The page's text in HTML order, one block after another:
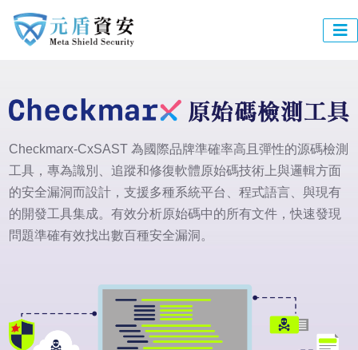
Checkmarx-CxSAST 為國際品牌準確率高且彈性的源碼檢測
工具，專為識別、追蹤和修復軟體原始碼技術上與邏輯方面
的安全漏洞而設計，支援多種系統平台、程式語言、與現有
的開發工具集成。有效分析原始碼中的所有文件，快速發現
問題準確有效找出數百種安全漏洞。